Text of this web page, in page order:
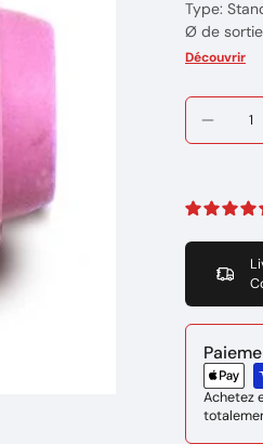
Type:
Ø de
Longueur
Pour les
Découvrir
Achetez